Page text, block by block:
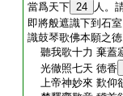
當爲天下 24
人。
即將般遮識下到石
識鼓琴歌佛本願之
聽我歌十力 棄蓋
光徹照七天 徳香
上帝神妙來 歎仰